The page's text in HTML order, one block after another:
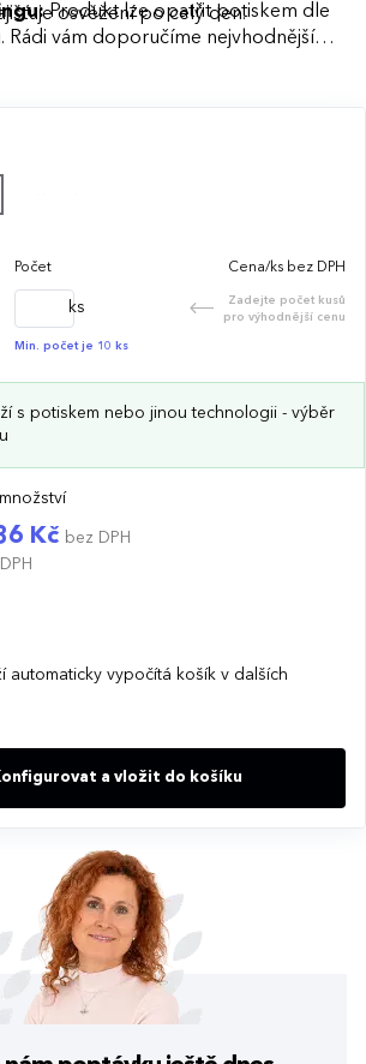
osvěžení po celý den.
Produkt lze opatřit potiskem dle
Rádi vám doporučíme nejvhodnější
s ohledem na design i váš rozpočet.
Počet Cena/ks bez DPH
ks
Zadejte počet kusů
pro výhodnější cenu
Min. počet je 10 ks
s potiskem nebo jinou technologii - výběr
Kč bez DPH
automaticky vypočítá košík v dalších
a vložit do košíku